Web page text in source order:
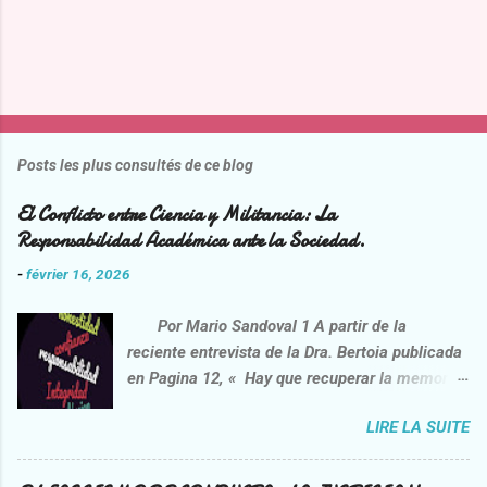
Posts les plus consultés de ce blog
El Conflicto entre Ciencia y Militancia: La
Responsabilidad Académica ante la Sociedad.
-février 16, 2026
Por Mario Sandoval 1 A partir de la
reciente entrevista de la Dra. Bertoia publicada
en Pagina 12, « Hay que recuperar la memoria
https://www.pagina12.com.ar/2026/02/06/danie
l-feierstein-hay-que-recuperar-la-memoria-de-
la-lucha-contra-la-impunidad/ , opera una
LIRE LA SUITE